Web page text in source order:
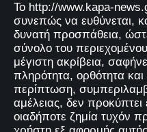
Το http://www.kapa-
συνεπώς να ευθύνεται,
δυνατή προσπάθεια,
σύνολο του
μέγιστη ακρίβεια,
πληρότητα, ορθότητα και
περίπτωση,
αμέλειας, δεν προκύπτει
οιαδήποτε ζημία τυχόν